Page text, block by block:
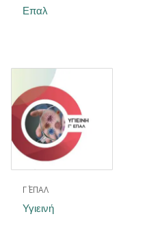
Επαλ
Γ΄ ΕΠΑΛ
Υγιεινή